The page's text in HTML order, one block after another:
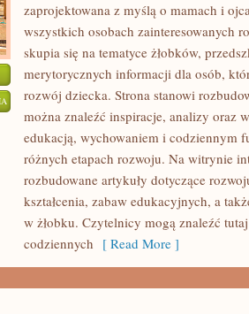
NOWINKI
EDUKACYJNE
zaprojektowana z myślą o mamach i
wszystkich osobach zainteresowanych
skupia się na tematyce żłobków,
merytorycznych informacji dla osób,
rozwój dziecka. Strona stanowi
można znaleźć inspiracje, analizy oraz
edukacją, wychowaniem i codziennym
różnych etapach rozwoju. Na witrynie
rozbudowane artykuły dotyczące
kształcenia, zabaw edukacyjnych, a
w żłobku. Czytelnicy mogą znaleźć
codziennych [ Read More ]